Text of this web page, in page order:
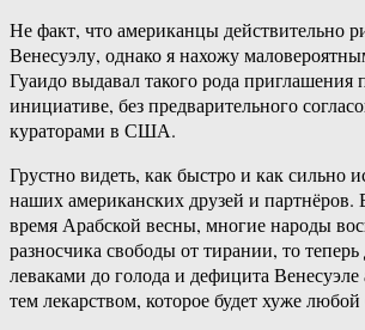
Не факт, что американцы действительно
Венесуэлу, однако я нахожу
Гуаидо выдавал такого рода приглашения
инициативе, без предварительного
кураторами в США.
Грустно видеть, как быстро и как сильно
наших американских друзей и партнёров.
время Арабской весны, многие народы
разносчика свободы от тирании, то
леваками до голода и дефицита
тем лекарством, которое будет хуже любой